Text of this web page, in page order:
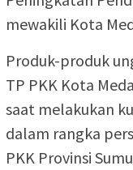
mewakili Kota
Produk-produk
TP PKK Kota
saat melakukan
dalam rangka
PKK Provinsi